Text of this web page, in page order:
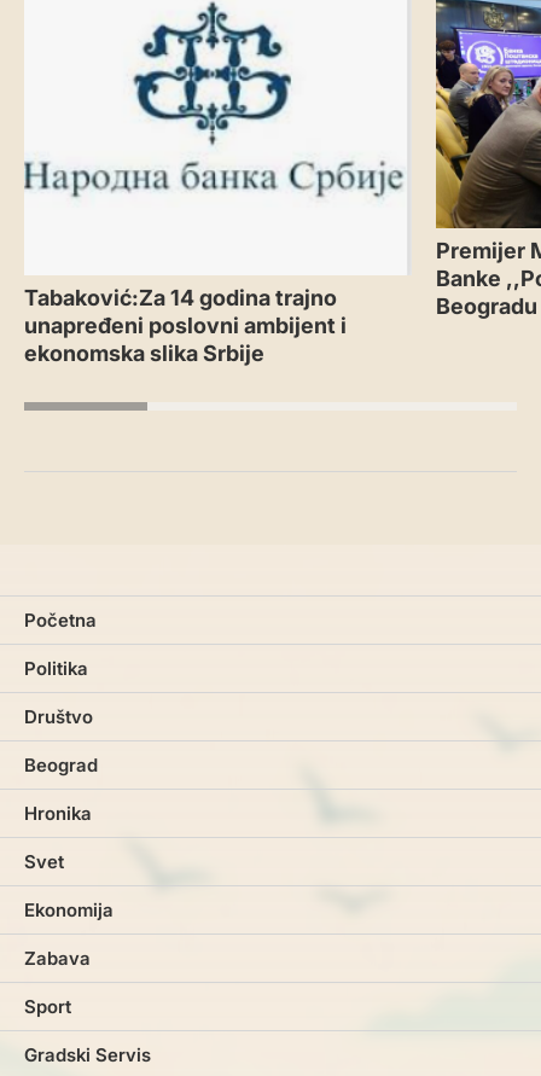
Tabaković:Za 14 godina trajno
unapređeni poslovni ambijent i
ekonomska slika Srbije
Premijer
Banke
Beogradu
Početna
Politika
Društvo
Beograd
Hronika
Svet
Ekonomija
Zabava
Sport
Gradski Servis